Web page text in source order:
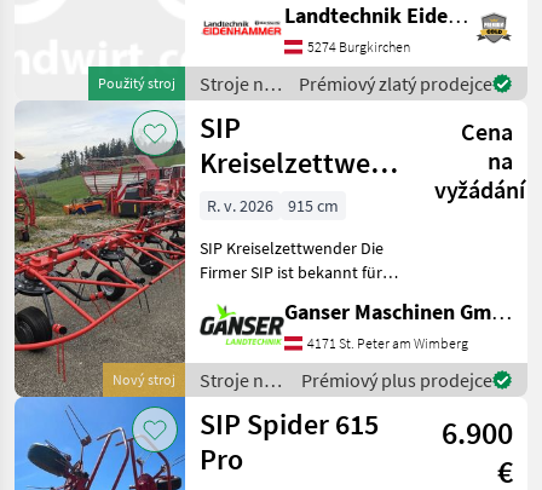
Použitý stroj
+ Dämpfungsstreben +
Gelenkwelle mit
Rutschkupplung + hydr.
Aushebung einfachwir
Landtechnik Eidenhammer GmbH
5274 Burgkirchen
Stroje na
zber
objemových
krmív /
SIP
Prémiový zlatý prodejce
Nový stroj
SIP
Kreiselzettwender
Spider 915/8
Cena
na
vyžádání
R. v. 2026
915 cm
SIP Kreiselzettwender Die
Firmer SIP ist bekannt für
besonders Robust und
einfach gebaut. Das
Anheben der äußeren
Kreisel zum Rangieren
Ganser Maschinen GmbH
4171 St. Peter am Wimberg
Stroje na
zber
objemových
krmív /
SIP
Prémiový plus prodejce
SIP Spider 615
Pro
6.900
€